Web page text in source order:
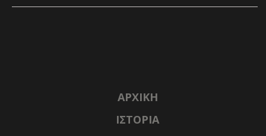
ΑΡΧΙΚΉ
ΙΣΤΟΡΊΑ